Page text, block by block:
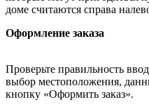
доме считаются справа
Оформление заказа
Проверьте правильность
выбор местоположения,
кнопку «Оформить заказ».